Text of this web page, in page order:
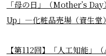
「母の日」（Mother’s
Up」―化粧品売場（資生
【第112回】「人工知能」